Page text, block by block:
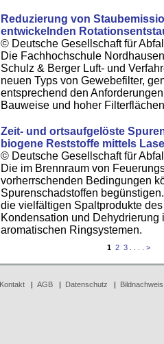
Reduzierung von
entwickelnden
© Deutsche Gesellschaft für
Die Fachhochschule
Schulz & Berger Luft- und
neuen Typs von Gewebefilter,
entsprechend den
Bauweise und hoher
Zeit- und ortsaufgelöste
biogene Reststoffe mittels
© Deutsche Gesellschaft für
Die im Brennraum von
vorherrschenden Bedingungen
Spurenschadstoffen
die vielfältigen Spaltprodukte
Kondensation und
aromatischen Ringsystemen.
1 2 3 >
Kontakt| AGB| Datenschutz Bildnachweis